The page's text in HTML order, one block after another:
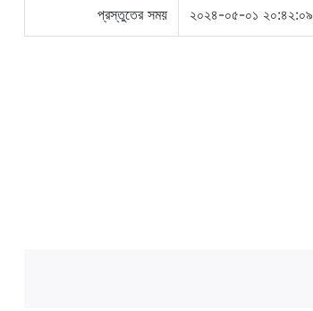
প্রস্তুতের সময় ২০২৪-০৫-০১ ২০:৪২:০৯